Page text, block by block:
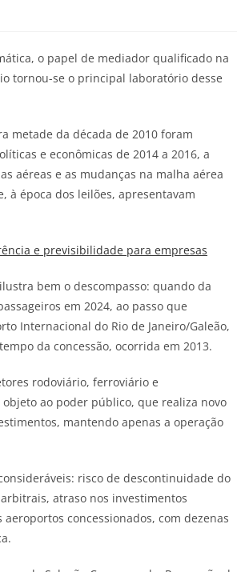
o papel de mediador qualificado na
tornou-se o principal laboratório desse
metade da década de 2010 foram
e econômicas de 2014 a 2016, a
aéreas e as mudanças na malha aérea
à época dos leilões, apresentavam
e previsibilidade para empresas
bem o descompasso: quando da
em 2024, ao passo que
Internacional do Rio de Janeiro/Galeão,
da concessão, ocorrida em 2013.
rodoviário, ferroviário e
ao poder público, que realiza novo
mantendo apenas a operação
risco de descontinuidade do
atraso nos investimentos
concessionados, com dezenas